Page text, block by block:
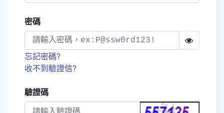
密碼
忘記密碼?
收不到驗證信?
驗證碼